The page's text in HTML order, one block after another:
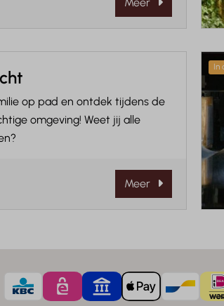
op pad en ontdek tijdens de
omgeving! Weet jij alle
Meer
In